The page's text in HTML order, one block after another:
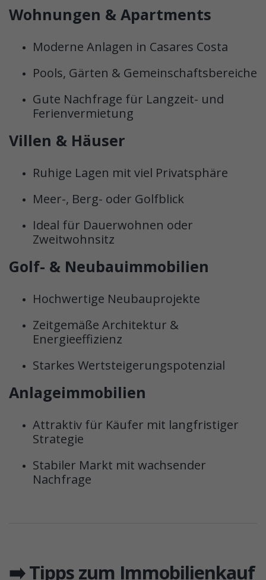
Wohnungen & Apartments
Moderne Anlagen in Casares Costa
Pools, Gärten & Gemeinschaftsbereiche
Gute Nachfrage für Langzeit- und
Ferienvermietung
Villen & Häuser
Ruhige Lagen mit viel Privatsphäre
Meer-, Berg- oder Golfblick
Ideal für Dauerwohnen oder
Zweitwohnsitz
Golf- & Neubauimmobilien
Hochwertige Neubauprojekte
Zeitgemäße Architektur &
Energieeffizienz
Starkes Wertsteigerungspotenzial
Anlageimmobilien
Attraktiv für Käufer mit langfristiger
Strategie
Stabiler Markt mit wachsender
Nachfrage
➡️ Tipps zum Immobilienkauf